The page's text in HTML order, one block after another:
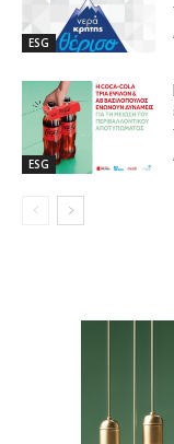
ESG
ESG